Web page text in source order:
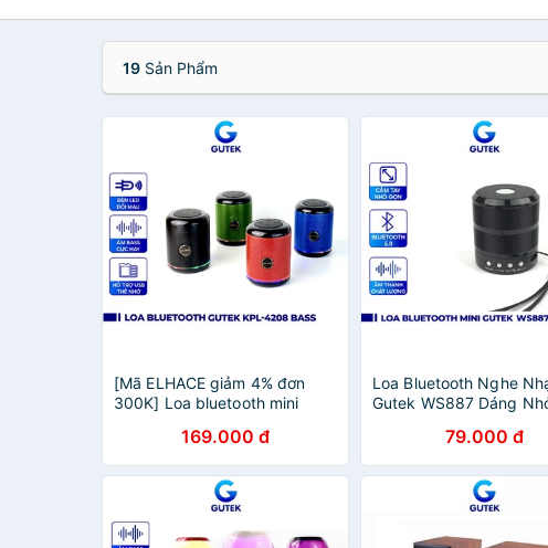
19 Sản Phẩm
[Mã ELHACE giảm 4% đơn
300K] Loa bluetooth mini
tay Gutek KPL-4208 âm bass
trầm ấm
169.000 đ
Loa Bluetooth Nghe
Gutek WS887 Dáng
Nhớ Giá Rẻ79.000 đ